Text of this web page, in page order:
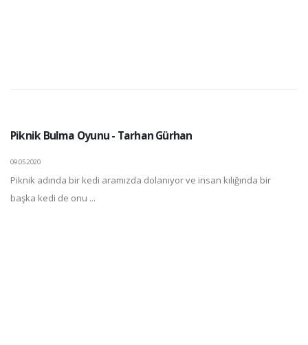
Piknik Bulma Oyunu - Tarhan Gürhan
09.05.2020
Piknik adında bir kedi aramızda dolanıyor ve insan kılığında bir
başka kedi de onu ...